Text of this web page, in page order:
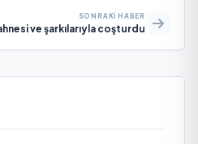
SONRAKI HABER
ve şarkılarıyla coşturdu